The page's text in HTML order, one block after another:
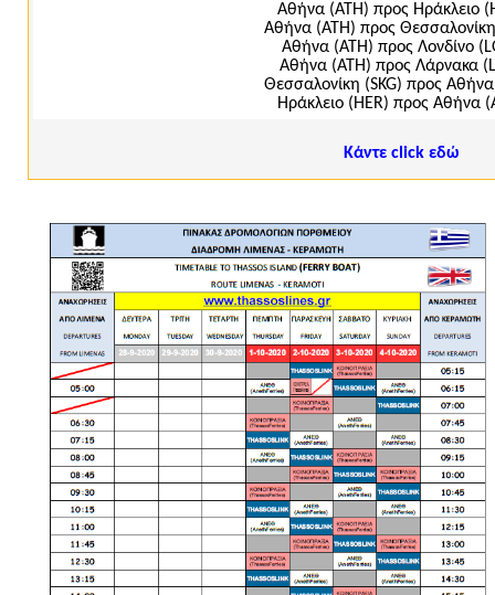
Αθήνα (ΑΤΗ) προς Ηράκλειο
Αθήνα (ΑΤΗ) προς Θεσσαλονίκη
Αθήνα (ΑΤΗ) προς Λονδίνο
Αθήνα (ΑΤΗ) προς Λάρνακα
Θεσσαλονίκη (SKG) προς
Ηράκλειο (ΗΕR) προς Αθήνα
Κάντε click εδώ